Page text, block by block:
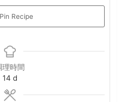
Pin Recipe
理時間
14 days
d